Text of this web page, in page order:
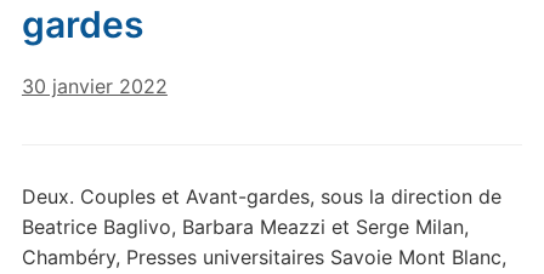
gardes
30 janvier 2022
Deux. Couples et Avant-gardes, sous la direction de
Beatrice Baglivo, Barbara Meazzi et Serge Milan,
Chambéry, Presses universitaires Savoie Mont Blanc,